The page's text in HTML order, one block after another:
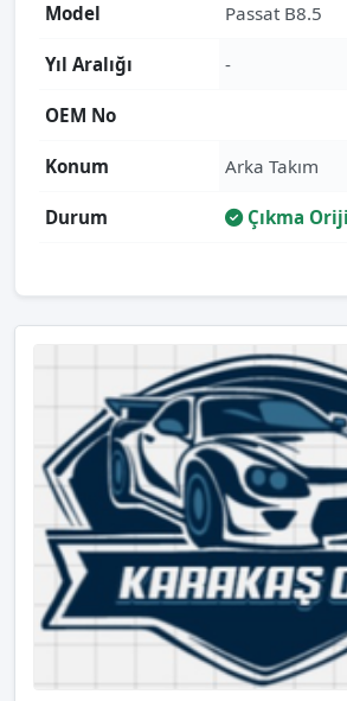
Model Passat B8.5
Yıl Aralığı -
OEM No
Konum Arka Takım
Durum Çıkma